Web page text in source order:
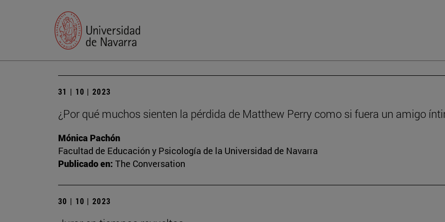
31 | 10 | 2023
¿Por qué muchos sienten la pérdida de Matthew Perry como si fuera un amigo
Mónica Pachón
Facultad de Educación y Psicología de la Universidad de Navarra
Publicado en: The Conversation
30 | 10 | 2023